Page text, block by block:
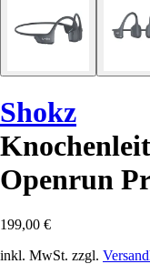
Shokz
Openrun
199,00 €
inkl. MwSt. zzgl.